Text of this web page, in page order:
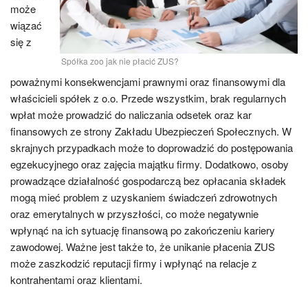
Spółka zoo jak nie płacić ZUS?
może
wiązać
się z
poważnymi konsekwencjami prawnymi oraz finansowymi dla
właścicieli spółek z o.o. Przede wszystkim, brak regularnych
wpłat może prowadzić do naliczania odsetek oraz kar
finansowych ze strony Zakładu Ubezpieczeń Społecznych. W
skrajnych przypadkach może to doprowadzić do postępowania
egzekucyjnego oraz zajęcia majątku firmy. Dodatkowo, osoby
prowadzące działalność gospodarczą bez opłacania składek
mogą mieć problem z uzyskaniem świadczeń zdrowotnych
oraz emerytalnych w przyszłości, co może negatywnie
wpłynąć na ich sytuację finansową po zakończeniu kariery
zawodowej. Ważne jest także to, że unikanie płacenia ZUS
może zaszkodzić reputacji firmy i wpłynąć na relacje z
kontrahentami oraz klientami.